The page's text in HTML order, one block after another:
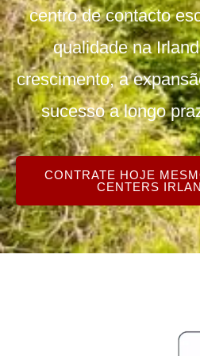
centro de contacto
qualidade na
crescimento, a
sucesso a longo
CONTRATE HOJE
CENTERS